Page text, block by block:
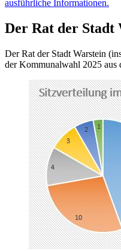
ausführliche Informationen.
Der Rat der Stadt
Der Rat der Stadt Warstein
der Kommunalwahl 2025 aus